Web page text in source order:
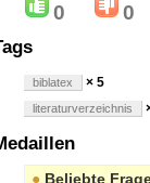
0 0
biblatex × 5
literaturverzeichnis
● Beliebte